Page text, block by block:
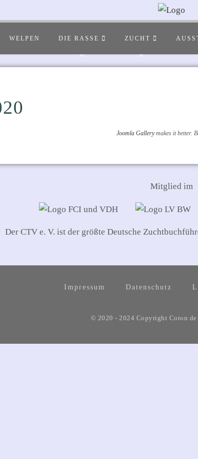
WELPEN DIE RASSE ZUCHT
Joomla Gallerymakes it better.
Mitglied im
Der CTV e. V. ist der größte Deutsche
Impressum Datenschutz
© 2020 - 2024 Copyright Coton de